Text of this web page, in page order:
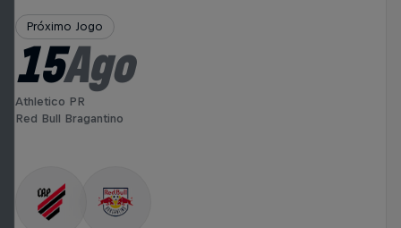
Próximo Jogo
15Ago
Athletico PR
Red Bull Bragantino